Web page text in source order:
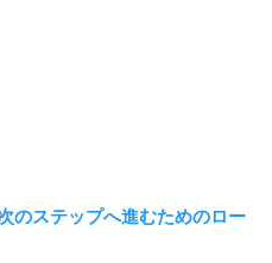
のステップへ進むためのロー